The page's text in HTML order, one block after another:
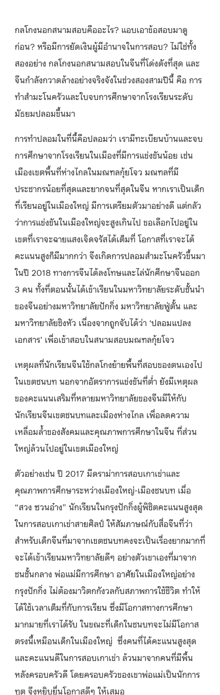
กลโกงนอกสนามสอบคืออะไร? แอบเอาข้อสอบมาดู
ก่อน? หรือมีการยัดเงินผู้มีอำนาจในการสอบ? ไม่ใช่ทั้ง
สองอย่าง กลโกงนอกสนามสอบในจีนที่โด่งดังที่สุด และ
จีนกำลังกวาดล้างอย่างจริงจังในช่วงสองสามปีนี้ คือ การ
ทำสำมะโนครัวและใบจบการศึกษาจากโรงเรียนระดับ
มัธยมปลอมขึ้นมา
การทำปลอมในที่นี้คือปลอมว่า เรามีทะเบียนบ้านและจบ
การศึกษาจากโรงเรียนในเมืองที่มีการแข่งขันน้อย เช่น
เมืองเขตพื้นที่ห่างไกลในมณฑลกุ้ยโจว มณฑลที่มี
ประชากรน้อยที่สุดและยากจนที่สุดในจีน หากเราเป็นเด็ก
ที่เรียนอยู่ในเมืองใหญ่ มีการเตรียมตัวมาอย่างดี แต่กลัว
ว่าการแข่งขันในเมืองใหญ่จะสูงเกินไป ขอเลือกไปอยู่ใน
เขตที่เราจะฉายแสงเจิดจรัสได้เต็มที่ โอกาสที่เราจะได้
คะแนนสูงก็มีมากกว่า จึงเกิดการปลอมสำมะโนครัวขึ้นมา
ในปี 2018 ทางการจีนได้ลงโทษและไล่นักศึกษาจีนออก
3 คน ทั้งที่ตอนนั้นได้เข้าเรียนในมหาวิทยาลัยระดับชั้นนำ
ของจีนอย่างมหาวิทยาลัยปักกิ่ง มหาวิทยาลัยฟู่ตั้น และ
มหาวิทยาลัยชิงหัว เนื่องจากถูกจับได้ว่า ‘ปลอมแปลง
เอกสาร’ เพื่อเข้าสอบในสนามสอบมณฑลกุ้ยโจว
เหตุผลที่นักเรียนจีนใช้กลโกงย้ายพื้นที่สอบของตนเองไป
ในเขตชนบท นอกจากอัตราการแข่งขันที่ต่ำ ยังมีเหตุผล
ของคะแนนเสริมที่หลายมหาวิทยาลัยของจีนมีให้กับ
นักเรียนจีนเขตชนบทและเมืองห่างไกล เพื่อลดความ
เหลื่อมล้ำของสังคมและคุณภาพการศึกษาในจีน ที่ส่วน
ใหญ่ล้วนไปอยู่ในเขตเมืองใหญ่
ตัวอย่างเช่น ปี 2017 มีดราม่าการสอบเกาเข่าและ
คุณภาพการศึกษาระหว่างเมืองใหญ่-เมืองชนบท เมื่อ
“สวง ซวนอ๋าง” นักเรียนในกรุงปักกิ่งผู้พิชิตคะแนนสูงสุด
ในการสอบเกาเข่าสายศิลป์ ให้สัมภาษณ์กับสื่อจีนที่ว่า
สำหรับเด็กจีนที่มาจากเขตชนบทคงจะเป็นเรื่องยากมากที่
จะได้เข้าเรียนมหาวิทยาลัยดีๆ อย่างตัวเขาเองที่มาจาก
ชนชั้นกลาง พ่อแม่มีการศึกษา อาศัยในเมืองใหญ่อย่าง
กรุงปักกิ่ง ไม่ต้องมาวิตกกังวลกับสภาพการใช้ชีวิต ทำให้
ได้ใช้เวลาเต็มที่กับการเรียน ซึ่งมีโอกาสทางการศึกษา
มากมายที่เราได้รับ ในขณะที่เด็กในชนบทจะไม่มีโอกาส
ตรงนี้เหมือนเด็กในเมืองใหญ่ ซึ่งคนที่ได้คะแนนสูงสุด
และคะแนนดีในการสอบเกาเข่า ล้วนมาจากคนที่มีพื้น
หลังครอบครัวดี โดยครอบครัวของเขาพ่อแม่เป็นนักการ
ทูต จึงหยิบยื่นโอกาสดีๆ ให้เสมอ